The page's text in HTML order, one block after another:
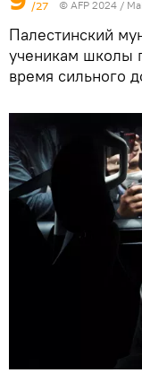
/27 © AFP 2024 /
Палестинский
ученикам школы
время сильного